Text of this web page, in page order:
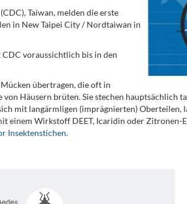
Taiwan, melden die erste
in New Taipei City / Nordtaiwan in
voraussichtlich bis in den
übertragen, die oft in
Häusern brüten. Sie stechen hauptsächlich
mit langärmligen (imprägnierten) Oberteilen,
einem Wirkstoff DEET, Icaridin oder Zitronen-
Insektenstichen..